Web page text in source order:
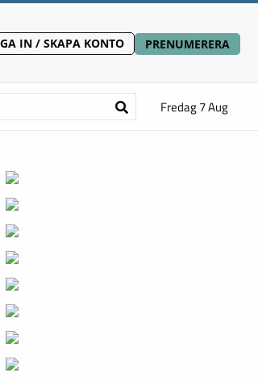
IN / SKAPA KONTO PRENUMERERA
Fredag 7 Aug